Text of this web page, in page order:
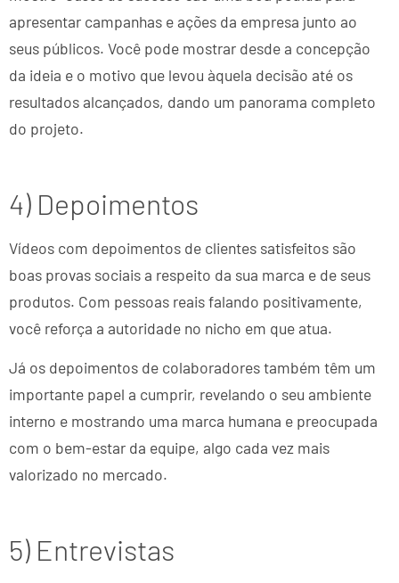
apresentar campanhas e ações da empresa junto ao
seus públicos. Você pode mostrar desde a concepção
da ideia e o motivo que levou àquela decisão até os
resultados alcançados, dando um panorama completo
do projeto.
4) Depoimentos
Vídeos com depoimentos de clientes satisfeitos são
boas provas sociais a respeito da sua marca e de seus
produtos. Com pessoas reais falando positivamente,
você reforça a autoridade no nicho em que atua.
Já os depoimentos de colaboradores também têm um
importante papel a cumprir, revelando o seu ambiente
interno e mostrando uma marca humana e preocupada
com o bem-estar da equipe, algo cada vez mais
valorizado no mercado.
5) Entrevistas